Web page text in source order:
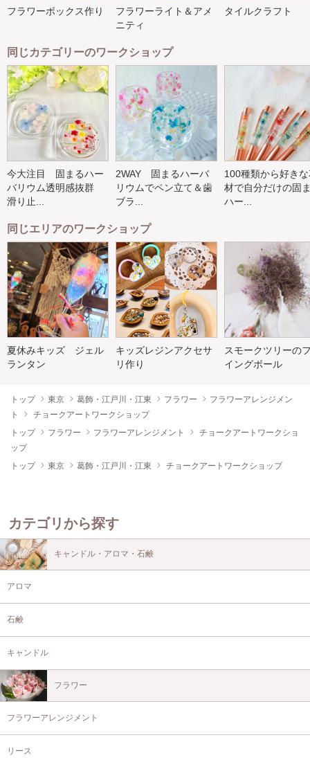
フラワーボックス作り
フラワーライト＆アメ
ニティ
タイルクラフト
同じカテゴリーのワークショップ
今大注目 固まるハー
バリウム透明感抜群
滑り止...
2WAY 固まるハーバ
リウムでペン立て＆歯
ブラ...
100種類から好き
材で自分だけの固
ハー...
同じエリアのワークショップ
夏休みキッズ ジェル
ランタン
キッズレジンアクセサ
リ作り
スモークツリーの
イングボール
トップ 東京 葛飾・江戸川・江東 フラワー
フラワーアレンジメン
ト
チョークアートワークショップ
トップ
フラワー フラワーアレンジメント
チョークアートワークショ
ップ
トップ
東京 葛飾・江戸川・江東 チョークアートワークショップ
カテゴリから探す
キャンドル・アロマ・石鹸
アロマ
石鹸
キャンドル
フラワー
フラワーアレンジメント
リース